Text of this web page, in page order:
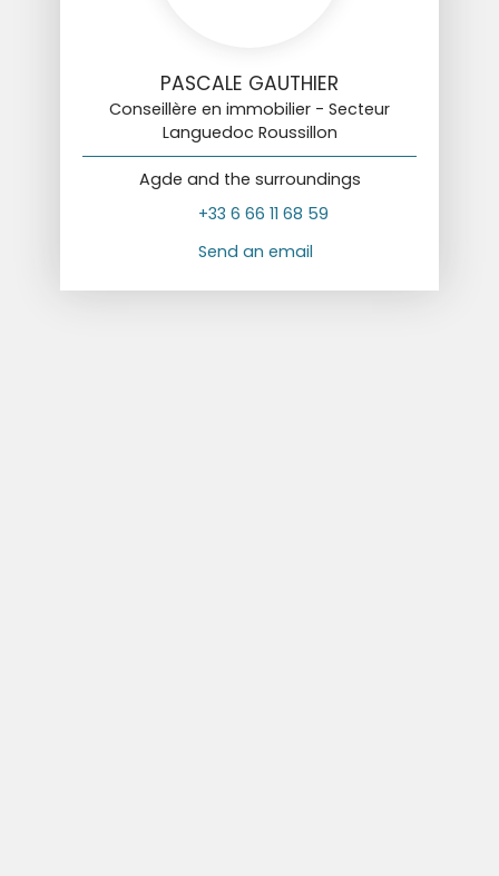
PASCALE GAUTHIER
Conseillère en immobilier - Secteur
Languedoc Roussillon
Agde and the surroundings
+33 6 66 11 68 59
Send an email